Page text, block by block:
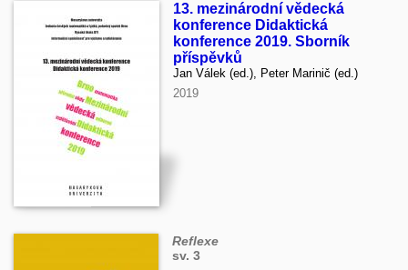
13. mezinárodní vědecká
konference Didaktická
konference 2019. Sborník
příspěvků
Jan Válek (ed.), Peter Marinič (ed.)
2019
Reflexe
sv. 3